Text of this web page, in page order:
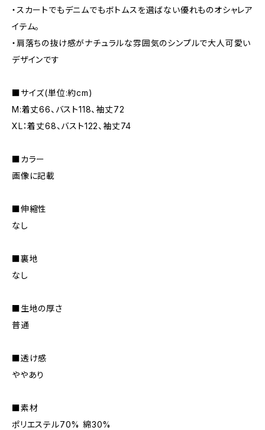
・スカートでもデニムでもボトムスを選ばない優れものオシャレア
イテム。
・肩落ちの抜け感がナチュラルな雰囲気のシンプルで大人可愛い
デザインです
■サイズ(単位:約cm)
M:着丈66、バスト118、袖丈72
XL：着丈68、バスト122、袖丈74
■カラー
画像に記載
■伸縮性
なし
■裏地
なし
■生地の厚さ
普通
■透け感
ややあり
■素材
ポリエステル70% 綿30%